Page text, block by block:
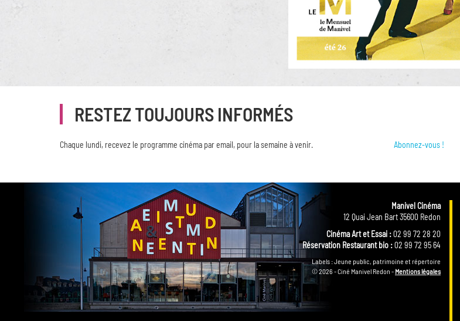
RESTEZ TOUJOURS INFORMÉS
Chaque lundi, recevez le programme cinéma par email, pour la semaine à venir. Abonnez-vous !
Manivel Cinéma
12 Quai Jean Bart 35600 Redon
Cinéma Art et Essai :02 99 72 28 20
Réservation Restaurant bio :02 99 72 95 64
Labels : Jeune public, patrimoine et répertoire
© 2026 - Ciné Manivel Redon - Mentions légales